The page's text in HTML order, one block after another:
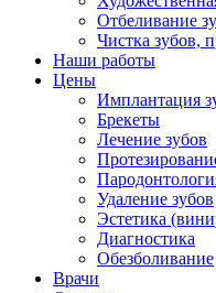
Отбеливание
Чистка зубов,
Наши работы
Цены
Имплантация
Брекеты
Лечение зубов
Удаление зубов
Эстетика
Диагностика
Обезболивание
Врачи